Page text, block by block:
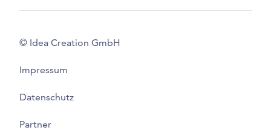
© Idea Creation GmbH
Impressum
Datenschutz
Partner